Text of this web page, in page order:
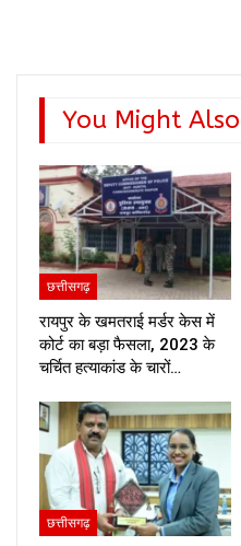
You Might
छत्तीसगढ़
रायपुर के खमतराई मर्डर केस में
कोर्ट का बड़ा फैसला, 2023 के
चर्चित हत्याकांड के चारों…
छत्तीसगढ़